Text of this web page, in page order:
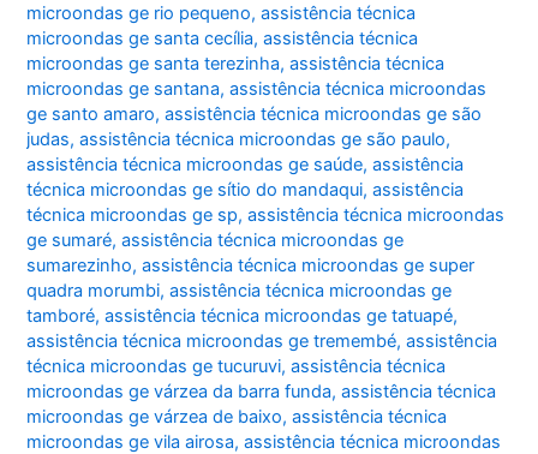
microondas ge rio pequeno,assistência técnica
microondas ge santa cecília,assistência técnica
microondas ge santa terezinha,assistência técnica
microondas ge santana,assistência técnica microondas
ge santo amaro,assistência técnica microondas ge são
judas,assistência técnica microondas ge são paulo,
assistência técnica microondas ge saúde,assistência
técnica microondas ge sítio do mandaqui,assistência
técnica microondas ge sp,assistência técnica microondas
ge sumaré,assistência técnica microondas ge
sumarezinho,assistência técnica microondas ge super
quadra morumbi,assistência técnica microondas ge
tamboré,assistência técnica microondas ge tatuapé,
assistência técnica microondas ge tremembé,assistência
técnica microondas ge tucuruvi,assistência técnica
microondas ge várzea da barra funda,assistência técnica
microondas ge várzea de baixo,assistência técnica
microondas ge vila airosa,assistência técnica microondas